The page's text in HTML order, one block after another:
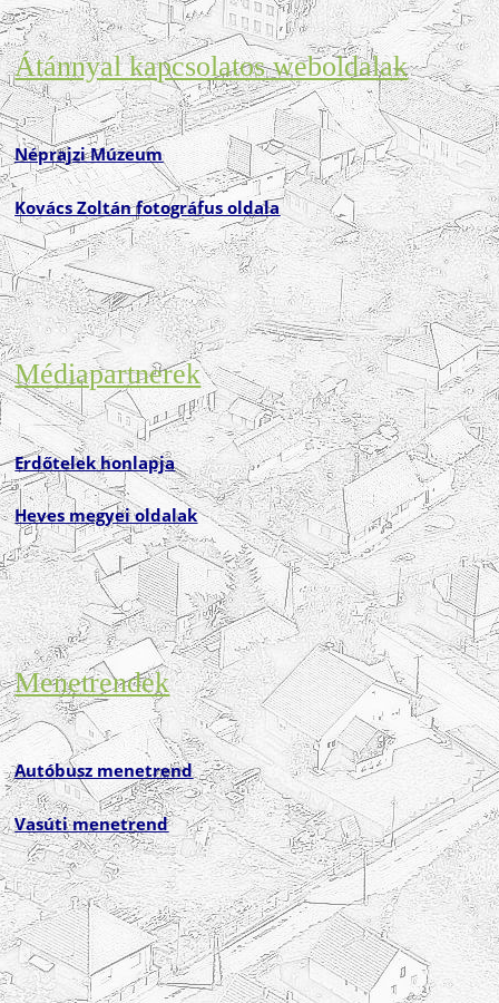
Átánnyal kapcsolatos weboldalak
Néprajzi Múzeum
Kovács Zoltán fotográfus oldala
Médiapartnerek
Erdőtelek honlapja
Heves megyei oldalak
Menetrendek
Autóbusz menetrend
Vasúti menetrend